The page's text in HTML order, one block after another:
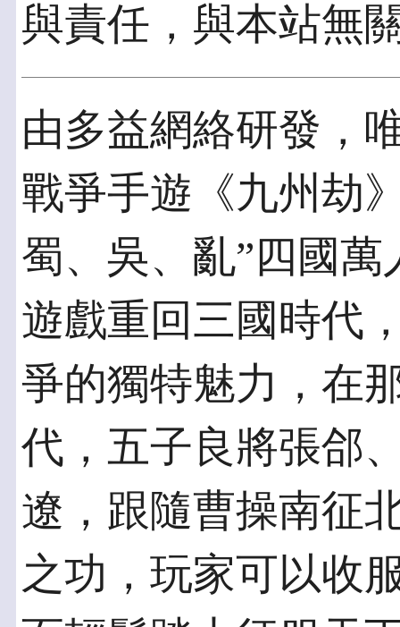
與責任，與本站無
由多益網絡研發，
戰爭手遊《九州劫
蜀、吳、亂”四國
遊戲重回三國時代
爭的獨特魅力，在
代，五子良將張郃
遼，跟隨曹操南征
之功，玩家可以收